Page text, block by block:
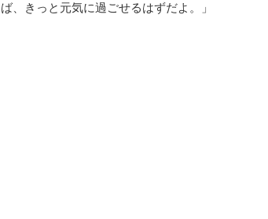
、きっと元気に過ごせるはずだよ。」